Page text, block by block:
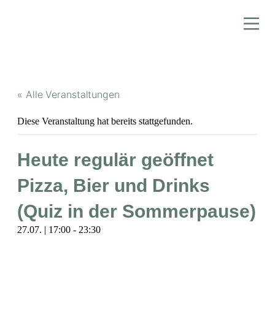
« Alle Veranstaltungen
Diese Veranstaltung hat bereits stattgefunden.
Heute regulär geöffnet
Pizza, Bier und Drinks
(Quiz in der Sommerpause)
27.07. | 17:00 - 23:30